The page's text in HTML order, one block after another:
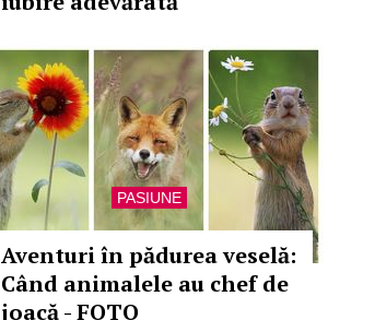
PASIUNE
Aventuri în pădurea veselă:
Când animalele au chef de
joacă - FOTO